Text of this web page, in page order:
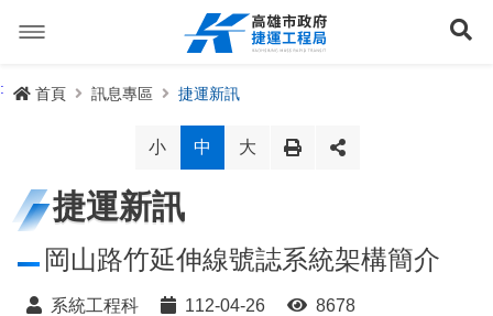
容
捷運路線進度圖
路網簡介
規劃中
訊息專區
公聽會與說明會
局長信箱
交流互動
首頁 訊息專區 捷運新訊
小 中 大
捷運新訊
岡山路竹延伸線號誌系統架構簡介
系統工程科 112-04-26 8678